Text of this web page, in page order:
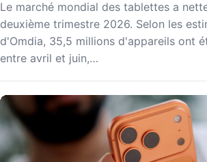
Le marché mondial des tablettes a
deuxième trimestre 2026. Selon les
d'Omdia, 35,5 millions d'appareils ont
entre avril et juin,…